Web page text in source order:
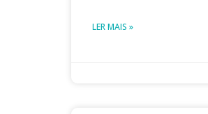
LER MAIS »